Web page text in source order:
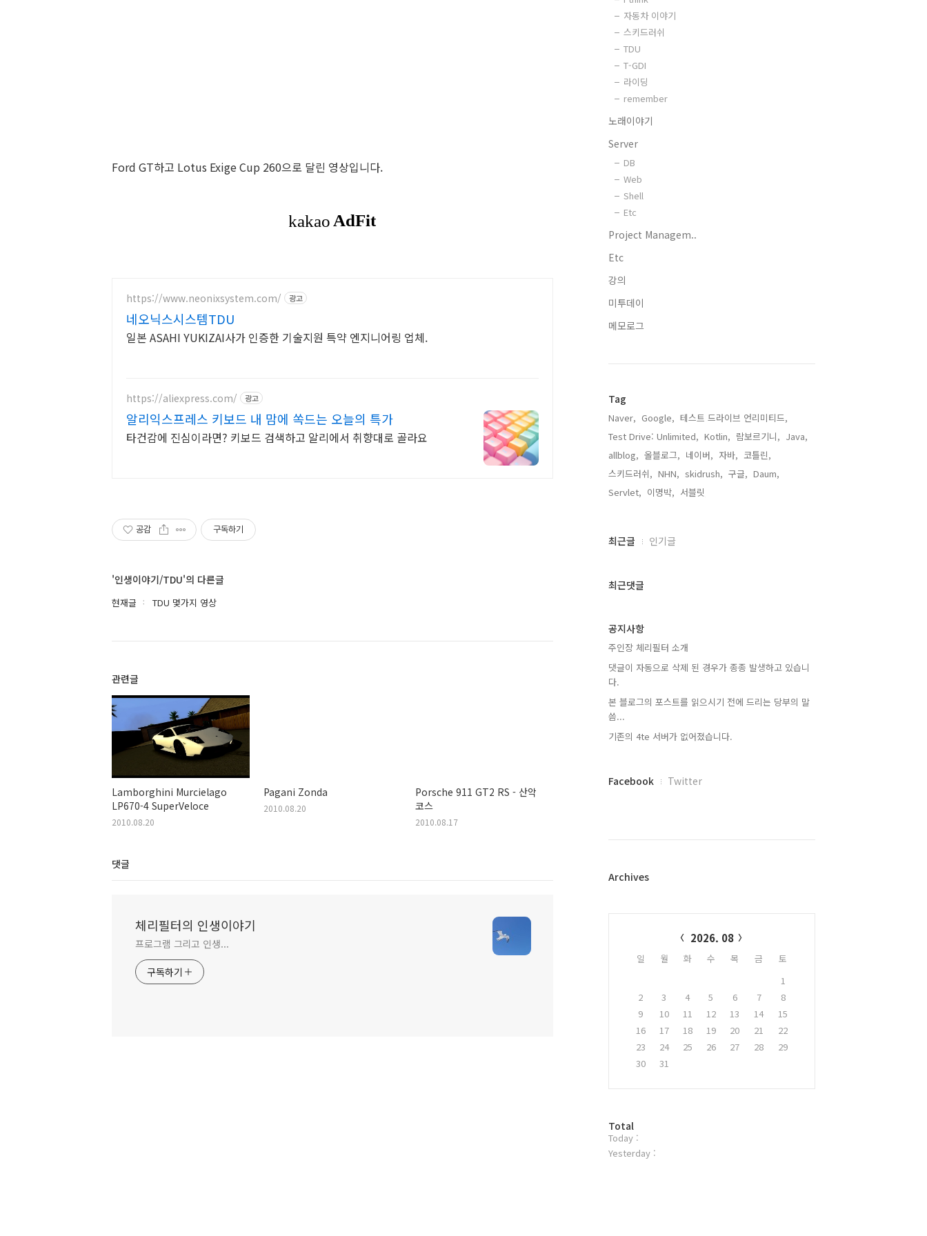
Ford GT하고 Lotus Exige Cup 260으로 달린 영상입니다.
https://www.neonixsystem.com/ 광고
네오닉스시스템TDU
일본 ASAHI YUKIZAI사가 인증한 기술지원 특약 엔지니어링 업체.
https://aliexpress.com/ 광고
알리익스프레스 키보드 내 맘에 쏙드는 오늘의 특가
타건감에 진심이라면? 키보드 검색하고 알리에서 취향대로 골라요
공감 구독하기
'인생이야기/TDU'의 다른글
현재글 TDU 몇가지 영상
관련글
Lamborghini Murcielago
LP670-4 SuperVeloce
2010.08.20
Pagani Zonda
2010.08.20
Porsche 911 GT2 RS - 산악
코스
2010.08.17
댓글
체리필터의 인생이야기
프로그램 그리고 인생...
구독하기
자동차 이야기
스키드러쉬
TDU
T-GDI
라이딩
remember
노래이야기
Server
DB
Web
Shell
Etc
Project Managem..
Etc
강의
미투데이
메모로그
Tag
Naver, Google, 테스트 드라이브 언리미티드,
Test Drive: Unlimited, Kotlin, 람보르기니, Java,
allblog, 올블로그, 네이버, 자바, 코틀린,
스키드러쉬, NHN, skidrush, 구글, Daum,
Servlet, 이명박, 서블릿,
최
과
글
최근글 인기글
최근댓글
공지사항
주인장 체리필터 소개
댓글이 자동으로 삭제 된 경우가 종종 발생하고 있습니
다.
본 블로그의 포스트를 읽으시기 전에 드리는 당부의 말
씀...
기존의 4te 서버가 없어졌습니다.
페
플
Facebook Twitter
Archives
2026. 08
일 월 화 수 목 금
토
1
2
3 4 5 6 7
8
9
10 11 12 13 14
15
16
17 18 19 20 21
22
23
24 25 26 27 28
29
30
31
방
문
자
Total
Today :
Yesterday :